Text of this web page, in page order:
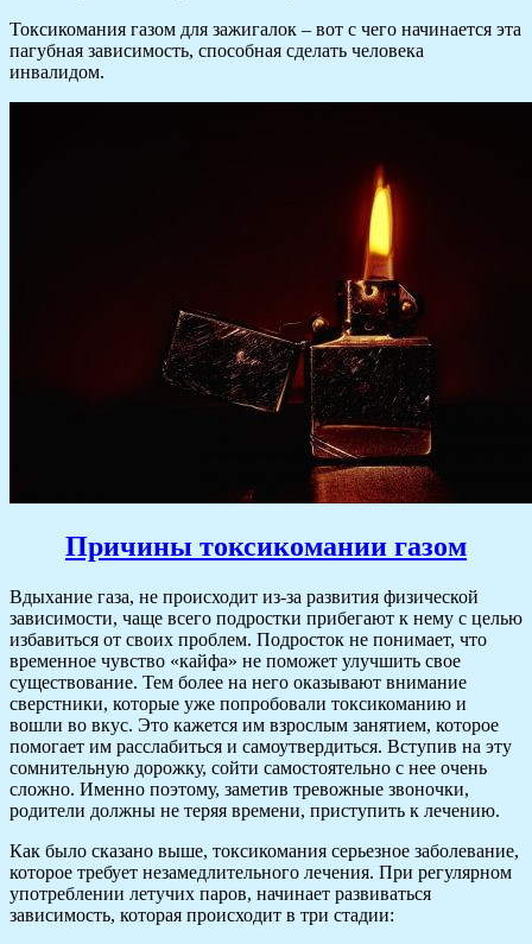
Токсикомания газом для зажигалок – вот с чего начинается эта
пагубная зависимость, способная сделать человека
инвалидом.
Причины токсикомании газом
Вдыхание газа, не происходит из-за развития физической
зависимости, чаще всего подростки прибегают к нему с целью
избавиться от своих проблем. Подросток не понимает, что
временное чувство «кайфа» не поможет улучшить свое
существование. Тем более на него оказывают внимание
сверстники, которые уже попробовали токсикоманию и
вошли во вкус. Это кажется им взрослым занятием, которое
помогает им расслабиться и самоутвердиться. Вступив на эту
сомнительную дорожку, сойти самостоятельно с нее очень
сложно. Именно поэтому, заметив тревожные звоночки,
родители должны не теряя времени, приступить к лечению.
Как было сказано выше, токсикомания серьезное заболевание,
которое требует незамедлительного лечения. При регулярном
употреблении летучих паров, начинает развиваться
зависимость, которая происходит в три стадии: